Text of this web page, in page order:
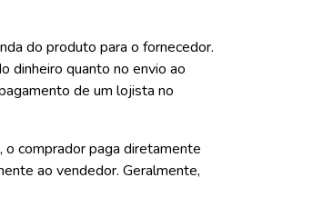
do produto para o fornecedor.
dinheiro quanto no envio ao
de um lojista no
comprador paga diretamente
ao vendedor. Geralmente,